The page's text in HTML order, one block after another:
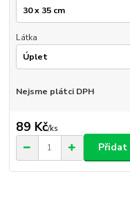
Látka
Nejsme plátci DPH
89 Kč/ks
Přidat